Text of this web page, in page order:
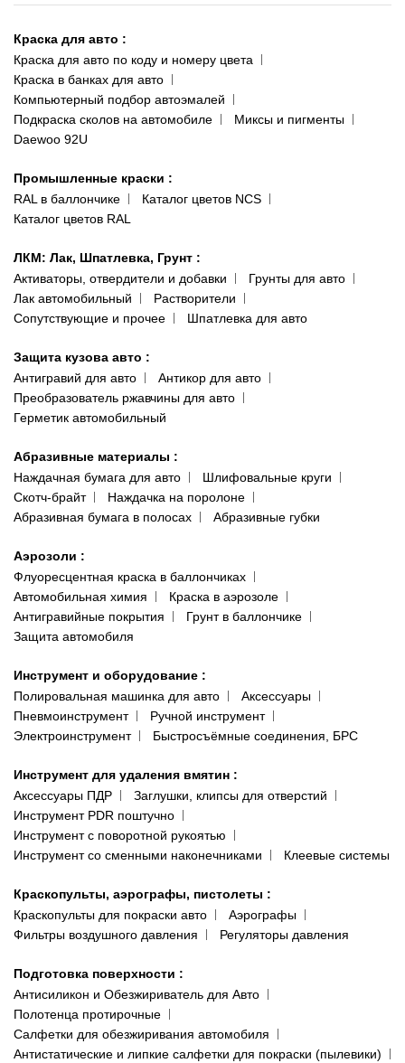
093 611-39-23
(ориентир: Интайм №40)
Одесса
пр-т Акад. Глушко, 29
066 554-97-70
Доставка и оплата
Сотрудничество
Наши публикации
Публичная оферта
Политика конфиденциальности
Краска для авто :
Краска для авто по коду и номеру цвета
Краска в банках для авто
Компьютерный подбор автоэмалей
Подкраска сколов на автомобиле
Миксы и пигменты
Daewoo 92U
Промышленные краски :
RAL в баллончике
Каталог цветов NCS
Каталог цветов RAL
ЛКМ: Лак, Шпатлевка, Грунт :
Активаторы, отвердители и добавки
Грунты для авто
Лак автомобильный
Растворители
Сопутствующие и прочее
Шпатлевка для авто
Защита кузова авто :
Антигравий для авто
Антикор для авто
Преобразователь ржавчины для авто
Герметик автомобильный
Абразивные материалы :
Наждачная бумага для авто
Шлифовальные круги
Скотч-брайт
Наждачка на поролоне
Абразивная бумага в полосах
Абразивные губки
Аэрозоли :
Флуоресцентная краска в баллончиках
Автомобильная химия
Краска в аэрозоле
Антигравийные покрытия
Грунт в баллончике
Защита автомобиля
Инструмент и оборудование :
Полировальная машинка для авто
Аксессуары
Пневмоинструмент
Ручной инструмент
Электроинструмент
Быстросъёмные соединения, БРС
Инструмент для удаления вмятин :
Аксессуары ПДР
Заглушки, клипсы для отверстий
Инструмент PDR поштучно
Инструмент с поворотной рукоятью
Инструмент со сменными наконечниками
Клеевые системы
Краскопульты, аэрографы, пистолеты :
Краскопульты для покраски авто
Аэрографы
Фильтры воздушного давления
Регуляторы давления
Подготовка поверхности :
Антисиликон и Обезжириватель для Авто
Полотенца протирочные
Салфетки для обезжиривания автомобиля
Антистатические и липкие салфетки для покраски (пылевики)